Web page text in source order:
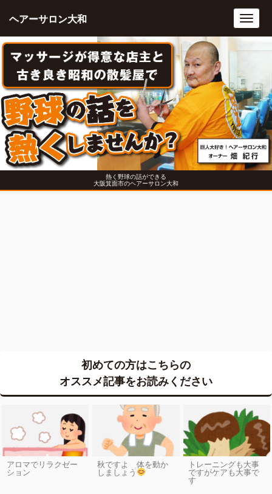
熱く野球の話ができる
大阪箕面市のヘアーサロン大和
ヘアーサロン大和
初めての方はこちらの
オススメ記事をお読みください
アロマでリラクゼー
ション
秋ですよ 体を動か
しましょう
トレーニングも大事
ですがケアも大事で
す